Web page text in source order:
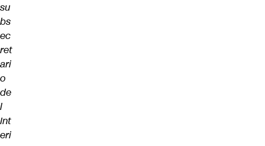
su
bs
ec
ret
ari
o
de
l
Int
eri